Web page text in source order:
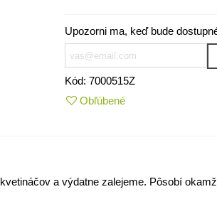
Upozorni ma, keď bude
Kód: 7000515Z
Obľúbené
a výdatne zalejeme. Pôsobí